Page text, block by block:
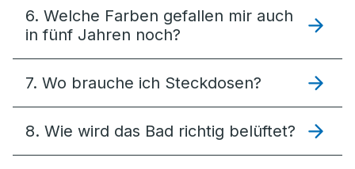
6. Welche Farben gefallen mir auch
in fünf Jahren noch?
7. Wo brauche ich Steckdosen?
8. Wie wird das Bad richtig belüftet?